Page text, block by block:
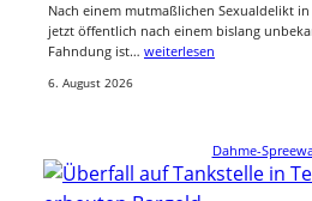
Nach einem mutmaßlichen Sexualdelikt
jetzt öffentlich nach einem bislang
Fahndung ist… weiterlesen
6. August 2026
Dahme-